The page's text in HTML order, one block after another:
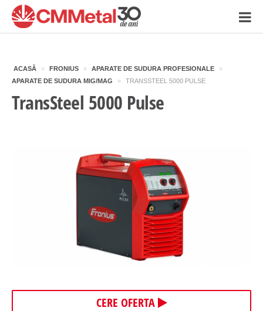
ACASĂ » FRONIUS » APARATE DE SUDURA PROFESIONALE
»
APARATE DE SUDURA MIG/MAG
» TRANSSTEEL 5000 PULSE
TransSteel 5000 Pulse
CERE OFERTA